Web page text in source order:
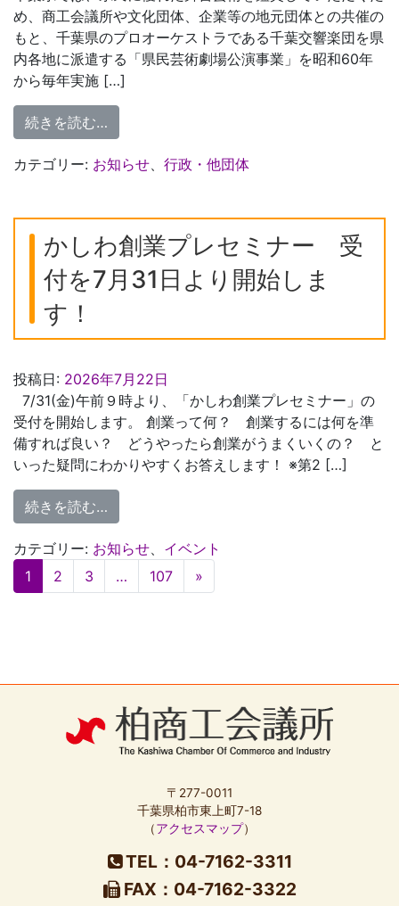
め、商工会議所や文化団体、企業等の地元団体との共催の
もと、千葉県のプロオーケストラである千葉交響楽団を県
内各地に派遣する「県民芸術劇場公演事業」を昭和60年
から毎年実施 […]
続きを読む…
カテゴリー: お知らせ 行政・他団体
かしわ創業プレセミナー 受
付を7月31日より開始しま
す！
投稿日: 2026年7月22日
7/31(金)午前９時より、「かしわ創業プレセミナー」の
受付を開始します。 創業って何？ 創業するには何を準
備すれば良い？ どうやったら創業がうまくいくの？ と
いった疑問にわかりやすくお答えします！ ※第2 […]
続きを読む…
カテゴリー: お知らせ
イベント
投
ョ
1 2 3 … 107 »
〒277-0011
千葉県柏市東上町7-18
（アクセスマップ）
TEL：04-7162-3311
FAX：04-7162-3322